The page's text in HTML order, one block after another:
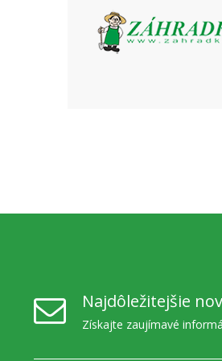
Najdôležitejšie
Získajte zaujímavé